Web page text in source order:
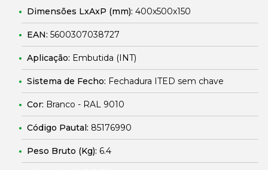
Dimensões LxAxP (mm): 400x500x150
EAN: 5600307038727
Aplicação: Embutida (INT)
Sistema de Fecho: Fechadura ITED sem chave
Cor: Branco - RAL 9010
Código Pautal: 85176990
Peso Bruto (Kg): 6.4